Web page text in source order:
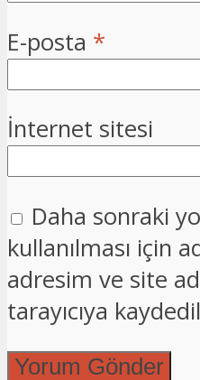
E-posta *
İnternet sitesi
Daha sonraki
kullanılması için
adresim ve site
tarayıcıya